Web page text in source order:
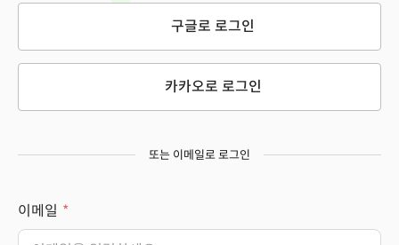
구글로 로그인
카카오로 로그인
또는 이메일로 로그인
이메일